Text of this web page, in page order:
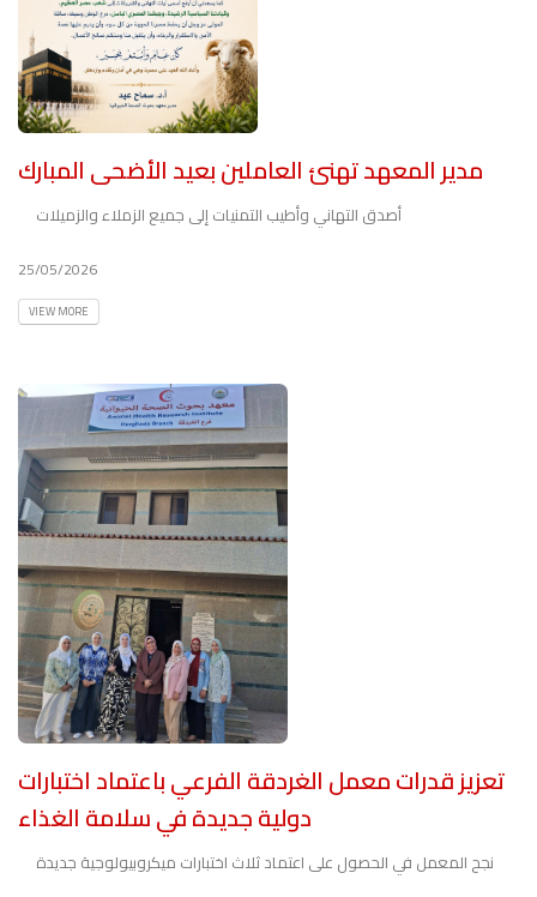
مدير المعهد تهنئ العاملين بعيد الأضحى المبارك
أصدق التهاني وأطيب التمنيات إلى جميع الزملاء والزميلات
25/05/2026
VIEW MORE
تعزيز قدرات معمل الغردقة الفرعي باعتماد اختبارات
دولية جديدة في سلامة الغذاء
نجح المعمل في الحصول على اعتماد ثلاث اختبارات ميكروبيولوجية جديدة